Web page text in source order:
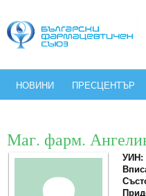
НОВИНИ ПРЕСЦЕНТЪР
Маг. фарм.
УИН: